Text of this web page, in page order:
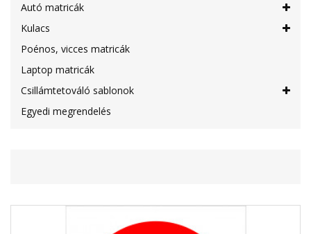
Autó matricák
Kulacs
Poénos, vicces matricák
Laptop matricák
Csillámtetováló sablonok
Egyedi megrendelés